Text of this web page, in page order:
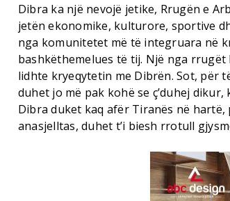
Dibra ka një nevojë jetike, Rrugën e
jetën ekonomike, kulturore, sportive
nga komunitetet më të integruara në
bashkëthemelues të tij. Një nga
lidhte kryeqytetin me Dibrën. Sot, për
duhet jo më pak kohë se ç’duhej
Dibra duket kaq afër Tiranës në
anasjelltas, duhet t’i biesh rrotull